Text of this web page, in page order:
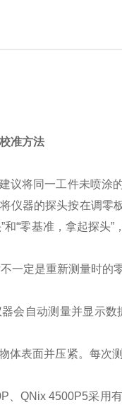
准方法
将同一工件未喷涂
仪器的探头按在调零
“零基准，拿起探头
定是重新测量时的零
自动测量并显示数
表面并压紧。每次
QNix 4500P5采用